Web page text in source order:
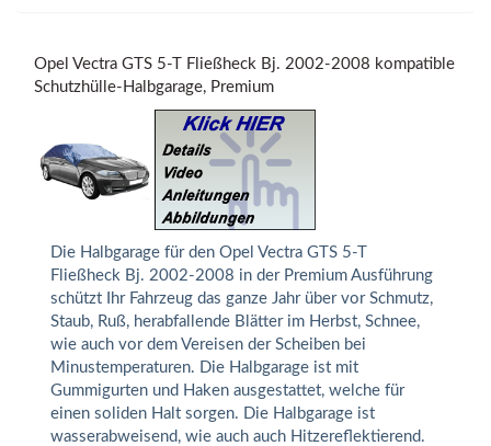
Opel Vectra GTS 5-T Fließheck Bj. 2002-2008 kompatible
Schutzhülle-Halbgarage, Premium
Die Halbgarage für den Opel Vectra GTS 5-T
Fließheck Bj. 2002-2008 in der Premium Ausführung
schützt Ihr Fahrzeug das ganze Jahr über vor Schmutz,
Staub, Ruß, herabfallende Blätter im Herbst, Schnee,
wie auch vor dem Vereisen der Scheiben bei
Minustemperaturen. Die Halbgarage ist mit
Gummigurten und Haken ausgestattet, welche für
einen soliden Halt sorgen. Die Halbgarage ist
wasserabweisend, wie auch auch Hitzereflektierend.